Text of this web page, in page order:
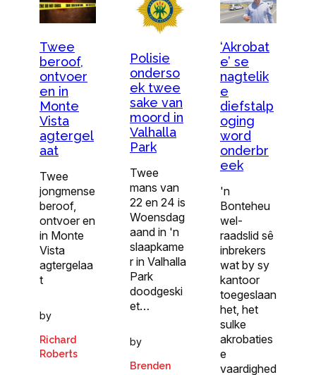
Twee
beroof,
ontvoer
en in
Monte
Vista
agtergel
aat
Twee
jongmense
beroof,
ontvoer en
in Monte
Vista
agtergelaa
t
by
Richard
Roberts
Polisie
onderso
ek twee
sake van
moord in
Valhalla
Park
Twee
mans van
22 en 24 is
Woensdag
aand in 'n
slaapkame
r in Valhalla
Park
doodgeski
et…
by
Brenden
‘Akrobat
e’ se
nagtelik
e
diefstalp
oging
word
onderbr
eek
'n
Bonteheu
wel-
raadslid sê
inbrekers
wat by sy
kantoor
toegeslaan
het, het
sulke
akrobaties
e
vaardighed